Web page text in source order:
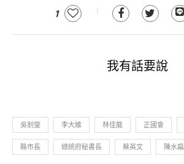
1
我有話要說
吳釗燮 李大維 林佳龍 正國會
縣市長 總統府秘書長 蔡英文 陳水扁